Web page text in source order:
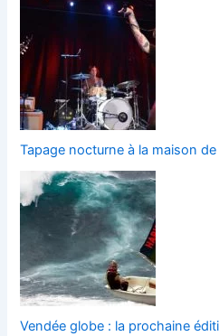
Tapage nocturne à la maison
Vendée globe : la prochaine